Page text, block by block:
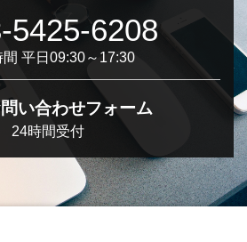
5425-6208
間 平日09:30～17:30
い合わせフォーム
24時間受付